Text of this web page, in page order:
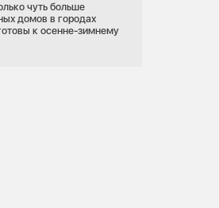
чуть больше
домов в городах
к осенне-зимнему